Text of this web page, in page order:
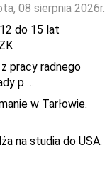
08 sierpnia 2026r.
do 15 lat
pracy radnego
p …
w Tarłowie.
na studia do USA.